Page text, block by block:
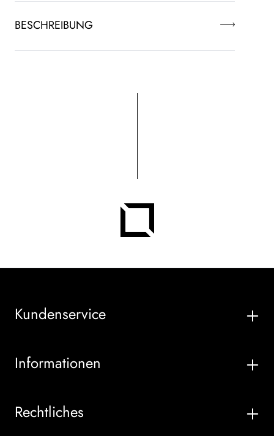
BESCHREIBUNG
Kundenservice
Informationen
Rechtliches